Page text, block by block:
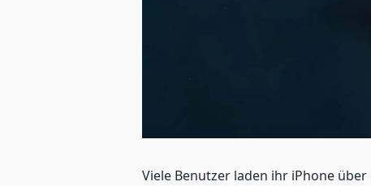
Viele Benutzer laden ihr iPhone